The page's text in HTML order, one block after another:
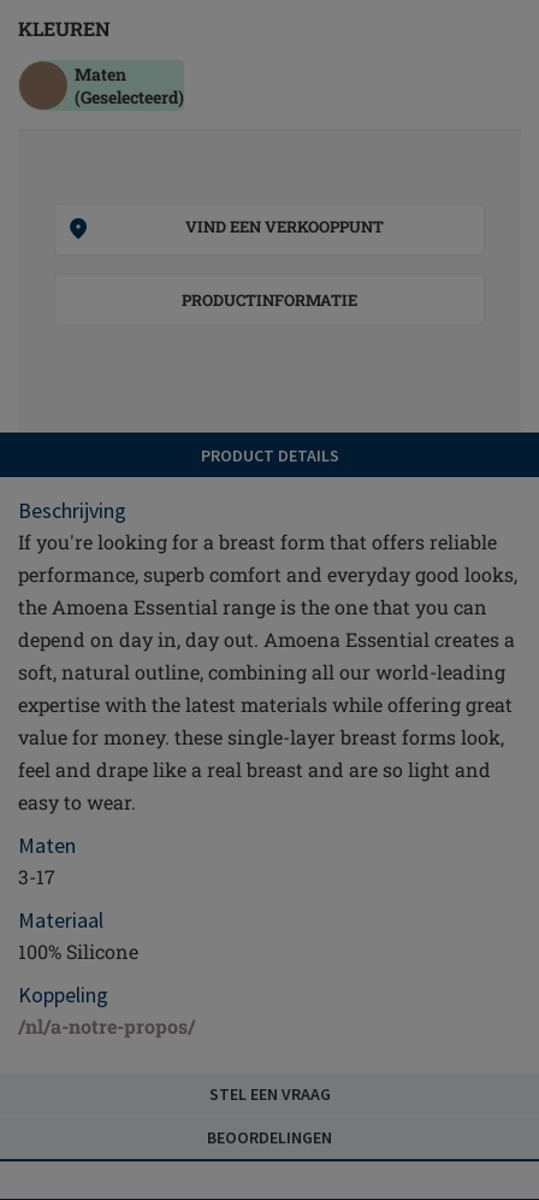
KLEUREN
Maten
(Geselecteerd)
VIND EEN VERKOOPPUNT
PRODUCTINFORMATIE
PRODUCT DETAILS
Beschrijving
If you're looking for a breast form that offers reliable
performance, superb comfort and everyday good looks,
the Amoena Essential range is the one that you can
depend on day in, day out. Amoena Essential creates a
soft, natural outline, combining all our world-leading
expertise with the latest materials while offering great
value for money. these single-layer breast forms look,
feel and drape like a real breast and are so light and
easy to wear.
Maten
3-17
Materiaal
100% Silicone
Koppeling
/nl/a-notre-propos/
STEL EEN VRAAG
BEOORDELINGEN